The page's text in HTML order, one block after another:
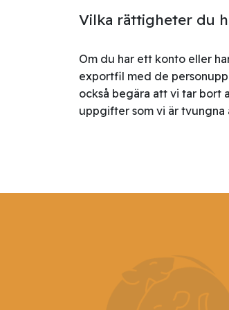
Vilka rättigheter du
Om du har ett konto eller
exportfil med de
också begära att vi tar bort
uppgifter som vi är tvungna